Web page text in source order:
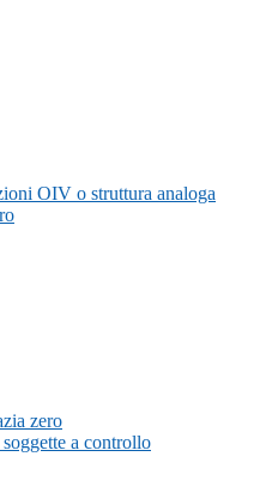
OIV o struttura analoga
zero
a controllo